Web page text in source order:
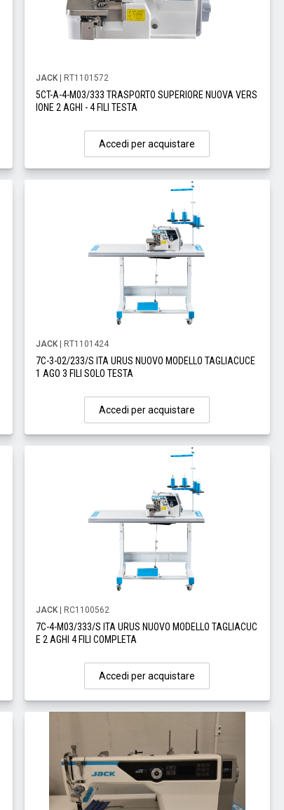
JACK| RT1101572
5CT-A-4-M03/333 TRASPORTO SUPERIORE NUOVA VERS
IONE 2 AGHI - 4 FILI TESTA
Accedi per acquistare
JACK| RT1101424
7C-3-02/233/S ITA URUS NUOVO MODELLO TAGLIACUCE
1 AGO 3 FILI SOLO TESTA
Accedi per acquistare
JACK| RC1100562
7C-4-M03/333/S ITA URUS NUOVO MODELLO TAGLIACUC
E 2 AGHI 4 FILI COMPLETA
Accedi per acquistare